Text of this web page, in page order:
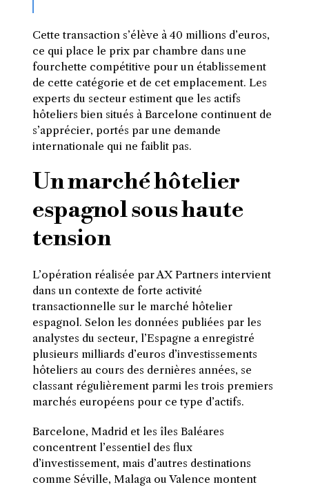
Cette transaction s’élève à 40 millions d’euros,
ce qui place le prix par chambre dans une
fourchette compétitive pour un établissement
de cette catégorie et de cet emplacement. Les
experts du secteur estiment que les actifs
hôteliers bien situés à Barcelone continuent de
s’apprécier, portés par une demande
internationale qui ne faiblit pas.
Un marché hôtelier
espagnol sous haute
tension
L’opération réalisée par AX Partners intervient
dans un contexte de forte activité
transactionnelle sur le marché hôtelier
espagnol. Selon les données publiées par les
analystes du secteur, l’Espagne a enregistré
plusieurs milliards d’euros d’investissements
hôteliers au cours des dernières années, se
classant régulièrement parmi les trois premiers
marchés européens pour ce type d’actifs.
Barcelone, Madrid et les îles Baléares
concentrent l’essentiel des flux
d’investissement, mais d’autres destinations
comme Séville, Malaga ou Valence montent